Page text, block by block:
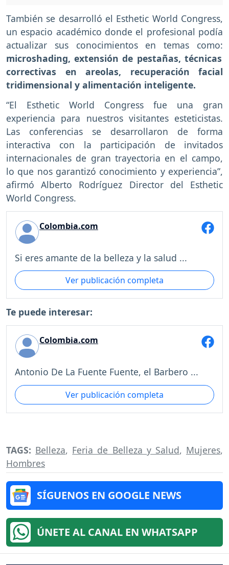
También se desarrolló el Esthetic World Congress,
un espacio académico donde el profesional podía
actualizar sus conocimientos en temas como:
microshading, extensión de pestañas, técnicas
correctivas en areolas, recuperación facial
tridimensional y alimentación inteligente.
“El Esthetic World Congress fue una gran
experiencia para nuestros visitantes esteticistas.
Las conferencias se desarrollaron de forma
interactiva con la participación de invitados
internacionales de gran trayectoria en el campo,
lo que nos garantizó conocimiento y experiencia”,
afirmó Alberto Rodríguez Director del Esthetic
World Congress.
Colombia.com
Si eres amante de la belleza y la salud ...
Ver publicación completa
Te puede interesar:
Colombia.com
Antonio De La Fuente Fuente, el Barbero ...
Ver publicación completa
TAGS: Belleza, Feria de Belleza y Salud, Mujeres,
Hombres
SÍGUENOS EN GOOGLE NEWS
ÚNETE AL CANAL EN WHATSAPP